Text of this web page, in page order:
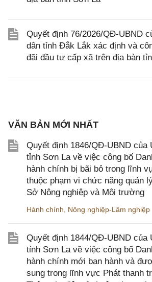
Quyết định 76/2026/QĐ-UBND
dân tỉnh Đắk Lắk xác định và
đãi đầu tư cấp xã trên địa bàn
VĂN BẢN MỚI NHẤT
Quyết định 1846/QĐ-UBND của
tỉnh Sơn La về việc công bố
hành chính bị bãi bỏ trong lĩnh
thuộc phạm vi chức năng quản
Sở Nông nghiệp và Môi trường
Hành chính Nông nghiệp-Lâm nghiệp
Quyết định 1844/QĐ-UBND của
tỉnh Sơn La về việc công bố
hành chính mới ban hành và
sung trong lĩnh vực Phát thanh